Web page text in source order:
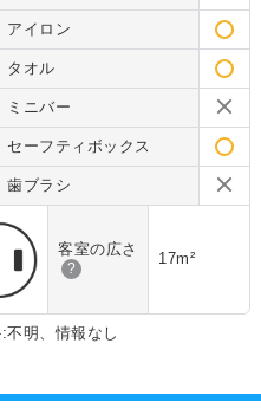
アイロン
タオル
ミニバー
セーフティボックス
歯ブラシ
客室の広さ
?
17m²
明、情報なし